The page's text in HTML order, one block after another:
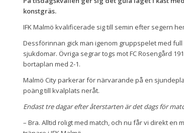
konstgräs.
IFK Malmö kvalificerade sig till semin efter segern
Dessförinnan gick man igenom gruppspelet med
sjukdomar. Övriga segrar togs mot FC Rosengård
bortaplan med 2-1.
Malmö City parkerar för närvarande på en
poäng till kvalplats neråt.
Endast tre dagar efter återstarten är det dags för
– Bra. Alltid roligt med match, och nu får vi direkt